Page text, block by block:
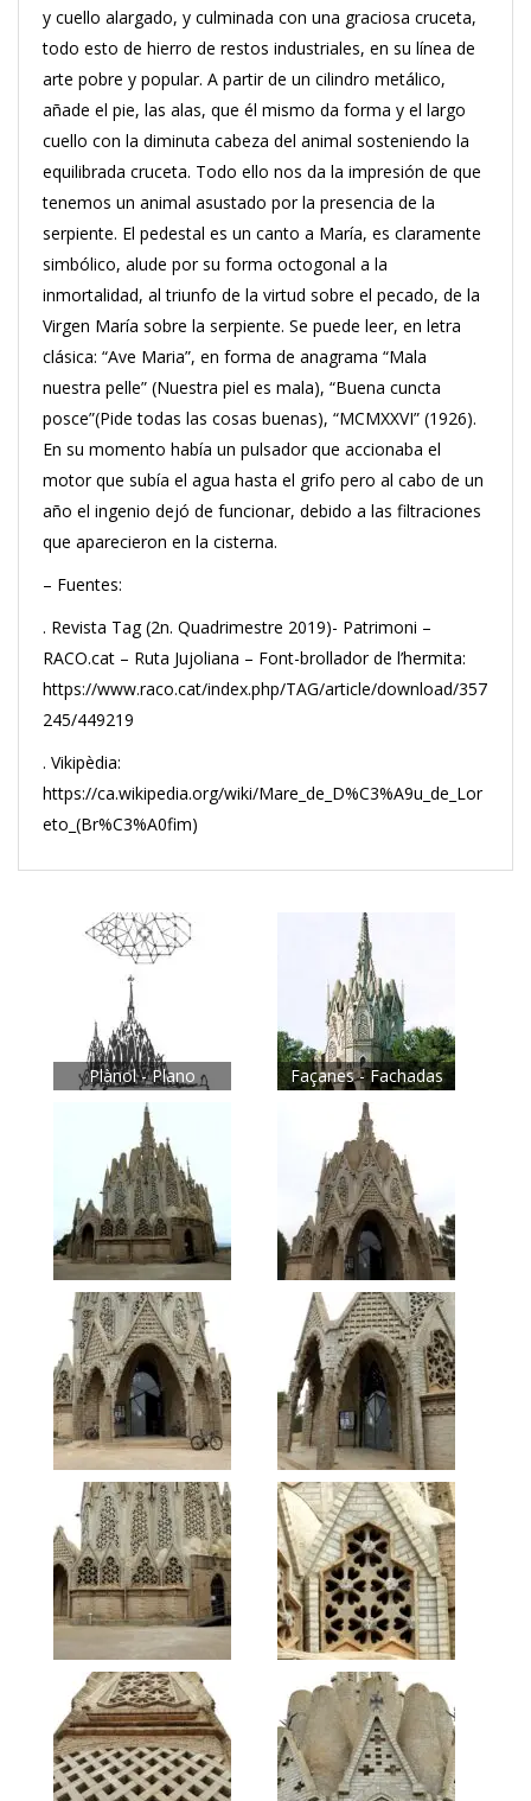
y cuello alargado, y culminada con una graciosa cruceta,
todo esto de hierro de restos industriales, en su línea de
arte pobre y popular. A partir de un cilindro metálico,
añade el pie, las alas, que él mismo da forma y el largo
cuello con la diminuta cabeza del animal sosteniendo la
equilibrada cruceta. Todo ello nos da la impresión de que
tenemos un animal asustado por la presencia de la
serpiente. El pedestal es un canto a María, es claramente
simbólico, alude por su forma octogonal a la
inmortalidad, al triunfo de la virtud sobre el pecado, de la
Virgen María sobre la serpiente. Se puede leer, en letra
clásica: “Ave Maria”, en forma de anagrama “Mala
nuestra pelle” (Nuestra piel es mala), “Buena cuncta
posce”(Pide todas las cosas buenas), “MCMXXVI” (1926).
En su momento había un pulsador que accionaba el
motor que subía el agua hasta el grifo pero al cabo de un
año el ingenio dejó de funcionar, debido a las filtraciones
que aparecieron en la cisterna.
– Fuentes:
. Revista Tag (2n. Quadrimestre 2019)- Patrimoni –
RACO.cat – Ruta Jujoliana – Font-brollador de l’hermita:
https://www.raco.cat/index.php/TAG/article/download/357
245/449219
. Vikipèdia:
https://ca.wikipedia.org/wiki/Mare_de_D%C3%A9u_de_Lor
eto_(Br%C3%A0fim)
Plànol - Plano Façanes - Fachadas